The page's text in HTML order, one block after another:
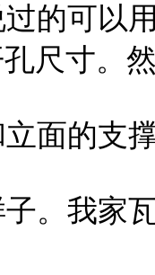
的可以
尺寸。
面的支
。我家